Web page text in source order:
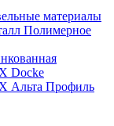
материалы
Полимерное
Docke
Альта Профиль